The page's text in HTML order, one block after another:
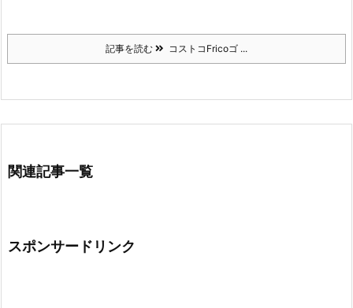
記事を読む コストコFricoゴ ...
関連記事一覧
スポンサードリンク